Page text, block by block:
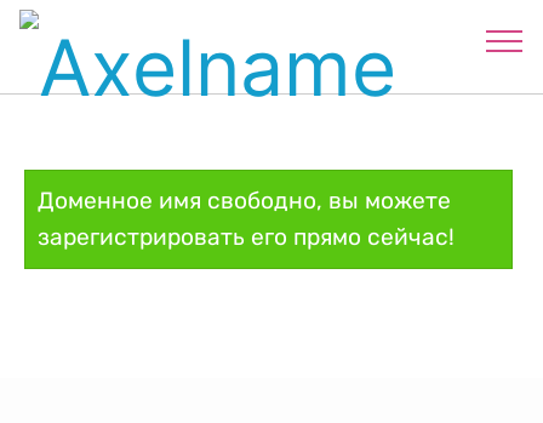
Доменное имя свободно, вы можете
зарегистрировать его прямо сейчас!